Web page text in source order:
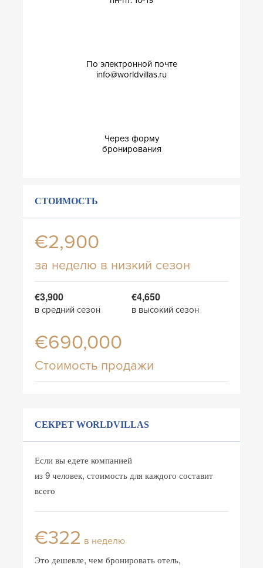
По электронной почте
info@worldvillas.ru
Через форму
бронирования
СТОИМОСТЬ
€2,900
за неделю в низкий сезон
€3,900
в средний сезон
€4,650
в высокий сезон
€690,000
Стоимость продажи
СЕКРЕТ WORLDVILLAS
Если вы едете компанией
из 9 человек, стоимость для каждого составит
всего
€322 в неделю
Это дешевле, чем бронировать отель,